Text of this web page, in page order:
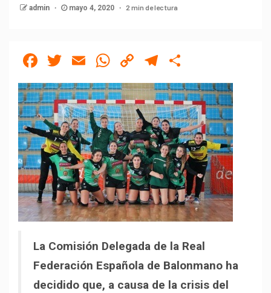
admin mayo 4, 2020 2 min de lectura
Facebook
Twitter
EmailWhatsApp
Copy
Link
Telegram
La Comisión Delegada de la Real
Federación Española de Balonmano ha
decidido que, a causa de la crisis del